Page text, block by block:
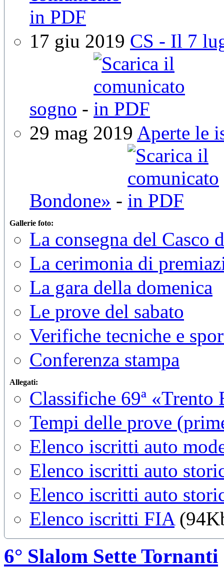
17 giu 2019 CS - Il 7
sogno -
29 mag 2019 Aperte le
Bondone» -
Gallerie foto:
La consegna del Casco
La cerimonia di
La gara della domenica
Le prove del sabato
Verifiche tecniche e
Conferenza stampa
Allegati:
Classifiche 69ª «Trento
Tempi delle prove
Elenco iscritti auto
Elenco iscritti auto
Elenco iscritti auto
Elenco iscritti FIA
6° Slalom Sette Tornanti